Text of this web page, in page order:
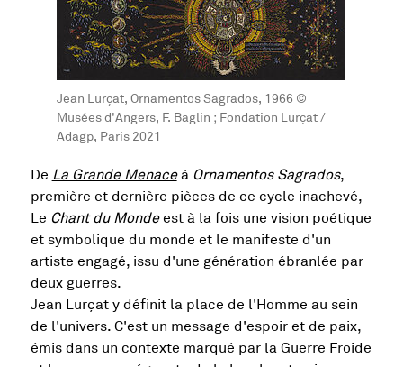
Jean Lurçat, Ornamentos Sagrados, 1966 ©
Musées d'Angers, F. Baglin ; Fondation Lurçat /
Adagp, Paris 2021
De La Grande Menaceà Ornamentos Sagrados,
première et dernière pièces de ce cycle inachevé,
Le Chant du Mondeest à la fois une vision poétique
et symbolique du monde et le manifeste d'un
artiste engagé, issu d'une génération ébranlée par
deux guerres.
Jean Lurçat y définit la place de l'Homme au sein
de l'univers. C'est un message d'espoir et de paix,
émis dans un contexte marqué par la Guerre Froide